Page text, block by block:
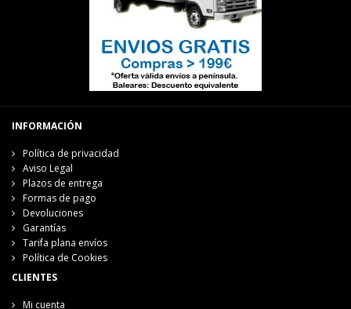
INFORMACIÓN
Política de privacidad
Aviso Legal
Plazos de entrega
Formas de pago
Devoluciones
Garantías
Tarifa plana envíos
Política de Cookies
CLIENTES
Mi cuenta